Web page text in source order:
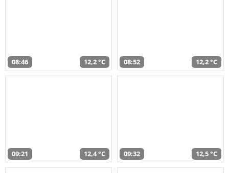
08:46 12,2 °C 08:52 12,2 °C
09:21 12,4 °C 09:32 12,5 °C